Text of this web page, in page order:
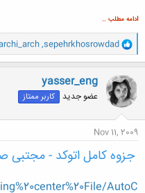
ادامه مطلب ..
و
ا
ک
ن
ش
ه
ا
sepehrkhosrowdad
,
yasser_eng
عضو جدید کاربر ممتاز
Nov 11, 2009
جزوه کامل اتوکد - مجتبی
AutoC